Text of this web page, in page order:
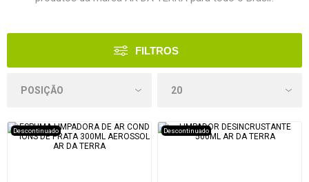
FILTROS
Descontinuado Descontinuado